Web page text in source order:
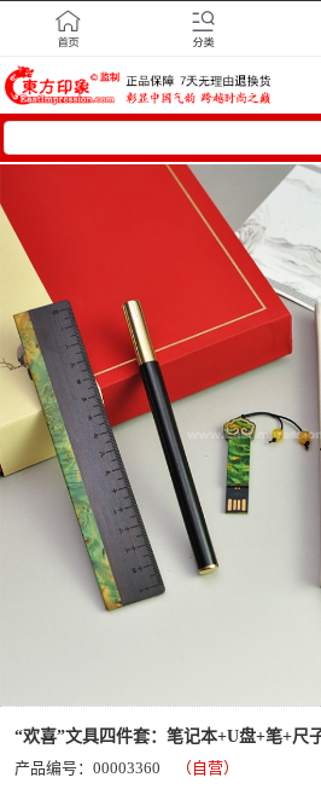
“欢喜”文具四件套：笔记本+U盘+笔+尺
产品编号：00003360
（自营）